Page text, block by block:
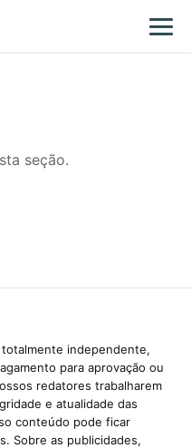
seção.
independente,
para aprovação ou
redatores trabalharem
e atualidade das
conteúdo pode ficar
Sobre as publicidades,